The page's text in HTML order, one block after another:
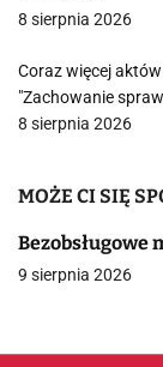
8 sierpnia 2026
Coraz więcej
"Zachowanie
8 sierpnia 2026
MOŻE CI SIĘ
Bezobsługowe
9 sierpnia 2026